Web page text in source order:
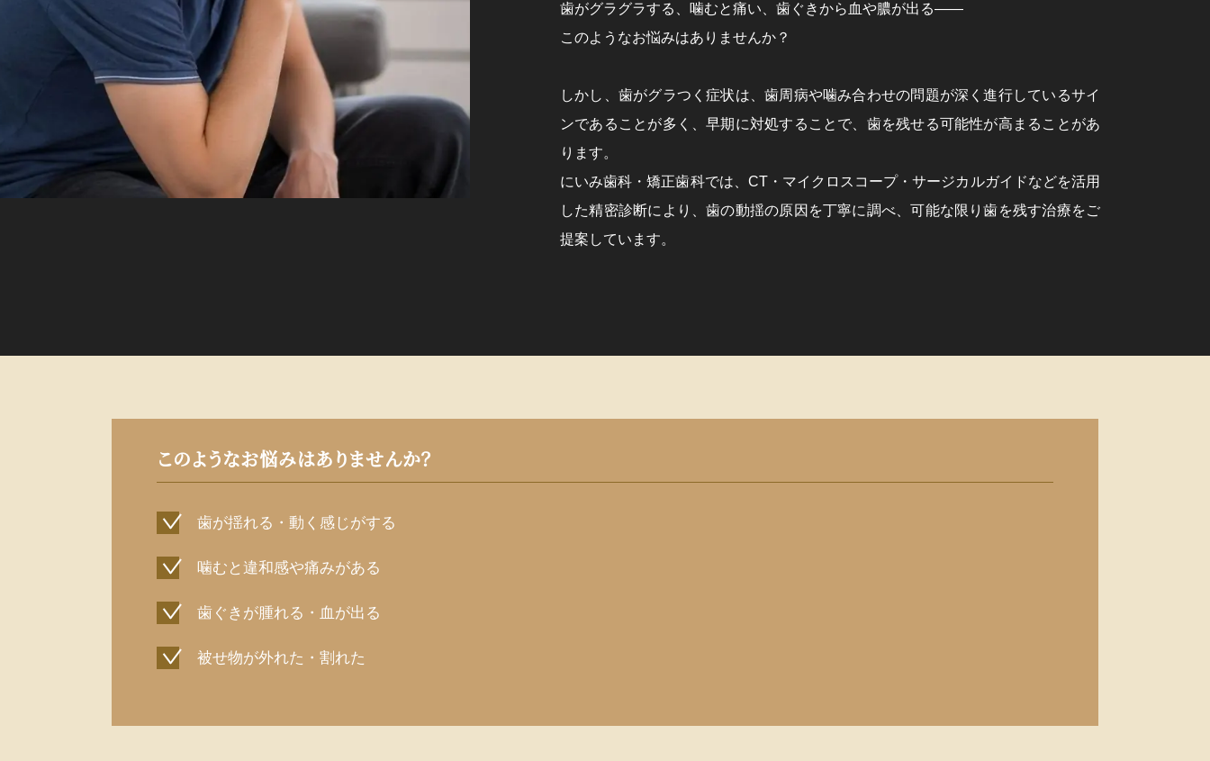
歯がグラグラする、噛むと痛い、歯ぐきから血や膿が出る——
このようなお悩みはありませんか？
しかし、歯がグラつく症状は、歯周病や噛み合わせの問題が深く進行しているサイ
ンであることが多く、早期に対処することで、歯を残せる可能性が高まることがあ
ります。
にいみ歯科・矯正歯科では、CT・マイクロスコープ・サージカルガイドなどを活用
した精密診断により、歯の動揺の原因を丁寧に調べ、可能な限り歯を残す治療をご
提案しています。
このようなお悩みはありませんか？
歯が揺れる・動く感じがする
噛むと違和感や痛みがある
歯ぐきが腫れる・血が出る
被せ物が外れた・割れた